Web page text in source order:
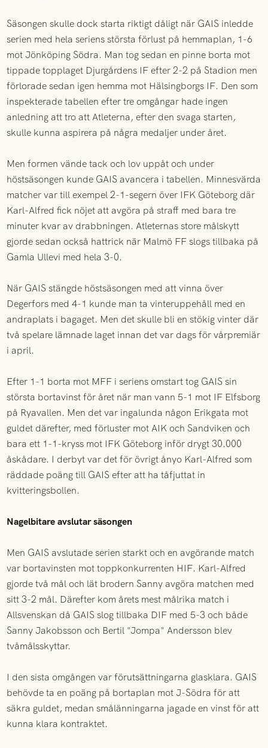
Säsongen skulle dock starta riktigt dåligt när GAIS inledde
serien med hela seriens största förlust på hemmaplan, 1-6
mot Jönköping Södra. Man tog sedan en pinne borta mot
tippade topplaget Djurgårdens IF efter 2-2 på Stadion men
förlorade sedan igen hemma mot Hälsingborgs IF. Den som
inspekterade tabellen efter tre omgångar hade ingen
anledning att tro att Atleterna, efter den svaga starten,
skulle kunna aspirera på några medaljer under året.
Men formen vände tack och lov uppåt och under
höstsäsongen kunde GAIS avancera i tabellen. Minnesvärda
matcher var till exempel 2-1-segern över IFK Göteborg där
Karl-Alfred fick nöjet att avgöra på straff med bara tre
minuter kvar av drabbningen. Atleternas store målskytt
gjorde sedan också hattrick när Malmö FF slogs tillbaka på
Gamla Ullevi med hela 3-0.
När GAIS stängde höstsäsongen med att vinna över
Degerfors med 4-1 kunde man ta vinteruppehåll med en
andraplats i bagaget. Men det skulle bli en stökig vinter där
två spelare lämnade laget innan det var dags för vårpremiär
i april.
Efter 1-1 borta mot MFF i seriens omstart tog GAIS sin
största bortavinst för året när man vann 5-1 mot IF Elfsborg
på Ryavallen. Men det var ingalunda någon Erikgata mot
guldet därefter, med förluster mot AIK och Sandviken och
bara ett 1-1-kryss mot IFK Göteborg inför drygt 30.000
åskådare. I derbyt var det för övrigt ånyo Karl-Alfred som
räddade poäng till GAIS efter att ha tåfjuttat in
kvitteringsbollen.
Nagelbitare avslutar säsongen
Men GAIS avslutade serien starkt och en avgörande match
var bortavinsten mot toppkonkurrenten HIF. Karl-Alfred
gjorde två mål och lät brodern Sanny avgöra matchen med
sitt 3-2 mål. Därefter kom årets mest målrika match i
Allsvenskan då GAIS slog tillbaka DIF med 5-3 och både
Sanny Jakobsson och Bertil "Jompa" Andersson blev
tvåmålsskyttar.
I den sista omgången var förutsättningarna glasklara. GAIS
behövde ta en poäng på bortaplan mot J-Södra för att
säkra guldet, medan smålänningarna jagade en vinst för att
kunna klara kontraktet.